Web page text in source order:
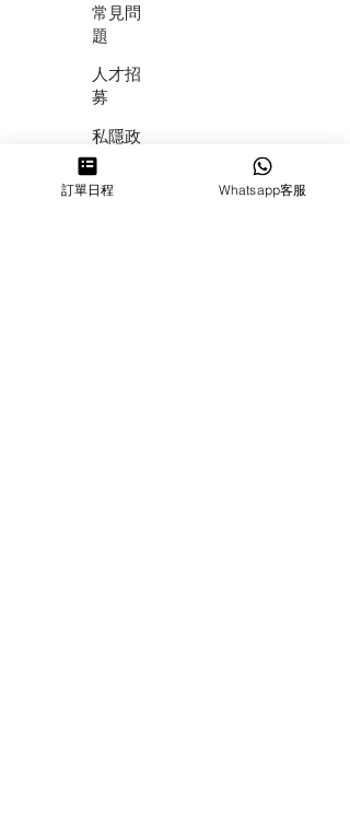
常見問
題
人才招
募
私隱政
策
​積分計
訂單日程 Whatsapp客服